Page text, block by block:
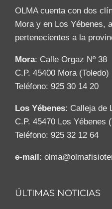
OLMA cuenta con dos
Mora y en Los Yébenes,
pertenecientes a la
Mora: Calle Orgaz Nº 38
C.P. 45400 Mora (Toledo)
Teléfono: 925 30 14 20
Los Yébenes: Calleja de
C.P. 45470 Los Yébenes
Teléfono: 925 32 12 64
e-mail:
ÚLTIMAS NOTICIAS